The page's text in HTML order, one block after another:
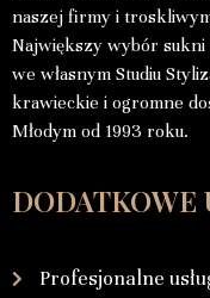
naszej firmy i
Największy wybór
we własnym Studiu
krawieckie i ogromne
Młodym od 1993 roku.
DODATKOWE
Profesjonalne